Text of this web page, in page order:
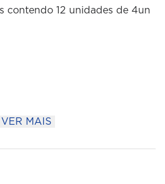
contendo 12 unidades de 4un
VER MAIS